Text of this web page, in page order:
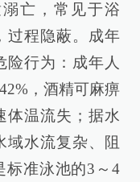
亡，常见于浴
过程隐蔽。成年
险行为：成年人
，酒精可麻痹
体温流失；据水
域水流复杂、阻
标准泳池的3～4